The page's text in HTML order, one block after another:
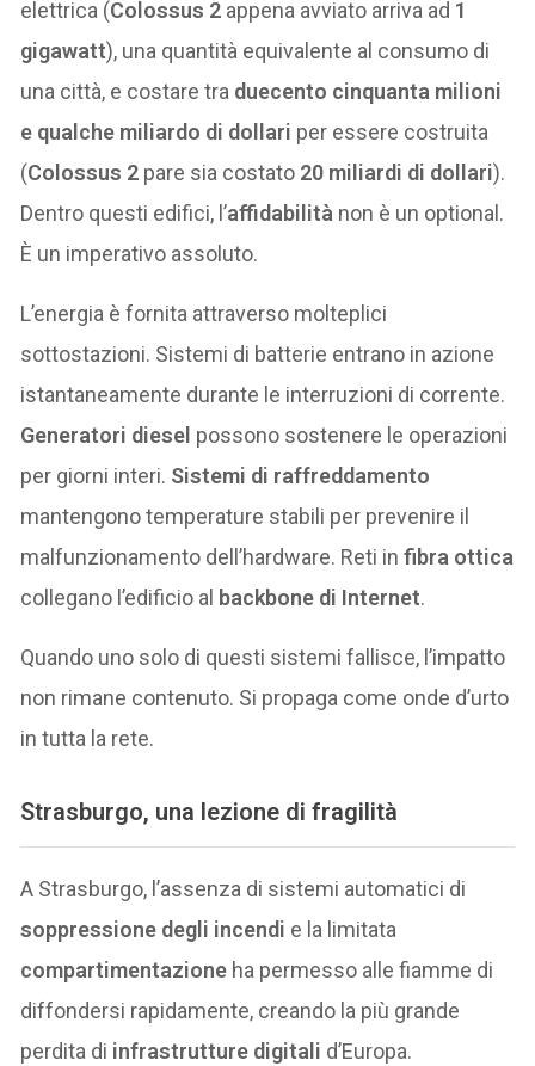
elettrica (Colossus 2 appena avviato arriva ad 1
gigawatt), una quantità equivalente al consumo di
una città, e costare tra duecento cinquanta milioni
e qualche miliardo di dollari per essere costruita
(Colossus 2 pare sia costato 20 miliardi di dollari).
Dentro questi edifici, l’affidabilità non è un optional.
È un imperativo assoluto.
L’energia è fornita attraverso molteplici
sottostazioni. Sistemi di batterie entrano in azione
istantaneamente durante le interruzioni di corrente.
Generatori diesel possono sostenere le operazioni
per giorni interi. Sistemi di raffreddamento
mantengono temperature stabili per prevenire il
malfunzionamento dell’hardware. Reti infibra ottica
collegano l’edificio al backbone di Internet.
Quando uno solo di questi sistemi fallisce, l’impatto
non rimane contenuto. Si propaga come onde d’urto
in tutta la rete.
Strasburgo, una lezione di fragilità
A Strasburgo, l’assenza di sistemi automatici di
soppressione degli incendi e la limitata
compartimentazione ha permesso alle fiamme di
diffondersi rapidamente, creando la più grande
perdita di infrastrutture digitali d’Europa.